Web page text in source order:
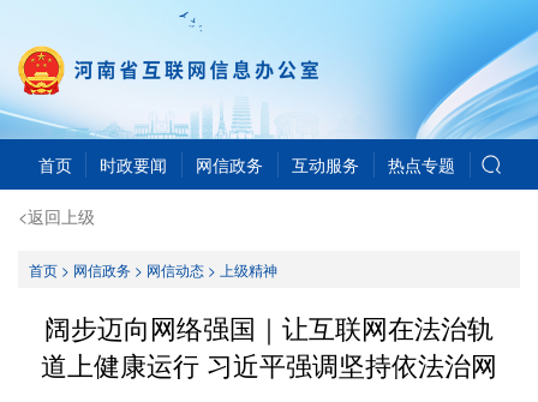
首页 时政要闻 网信政务 互动服务 热点专题
<返回上级
首页> 网信政务> 网信动态> 上级精神
阔步迈向网络强国｜让互联网在法治轨
道上健康运行 习近平强调坚持依法治网